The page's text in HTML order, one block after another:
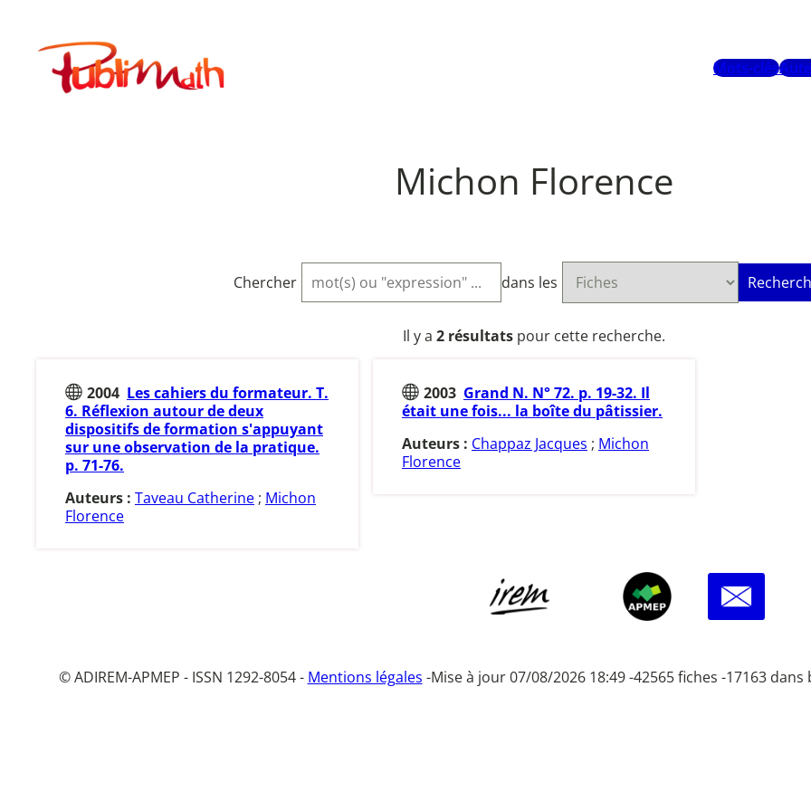
contenuPublimath
Mots-clés
Michon Florence
Chercher dans les
Il y a 2 résultats pour cette recherche.
2004 Les cahiers du formateur. T.
6. Réflexion autour de deux
dispositifs de formation s'appuyant
sur une observation de la pratique.
p. 71-76.
Auteurs : Taveau Catherine ; Michon
Florence
2003 Grand N. N° 72. p. 19-32. Il
était une fois... la boîte du pâtissier.
Auteurs : Chappaz Jacques ; Michon
Florence
© ADIREM-APMEP - ISSN 1292-8054 - Mentions légales -Mise à jour 07/08/2026 18:49 -42565 fiches -17163